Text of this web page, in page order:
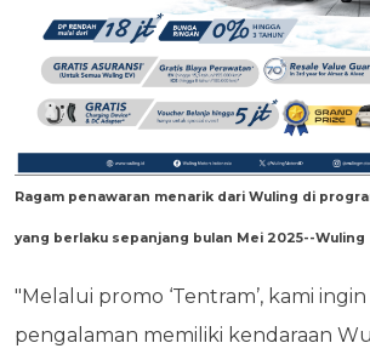
Ragam penawaran menarik dari Wuling di
yang berlaku sepanjang bulan Mei 2025--Wuling
"Melalui promo ‘Tentram’, kami
pengalaman memiliki kendaraan